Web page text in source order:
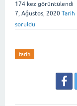
174 kez görüntülendi
7, Ağustos, 2020 Tarih
soruldu
tarih